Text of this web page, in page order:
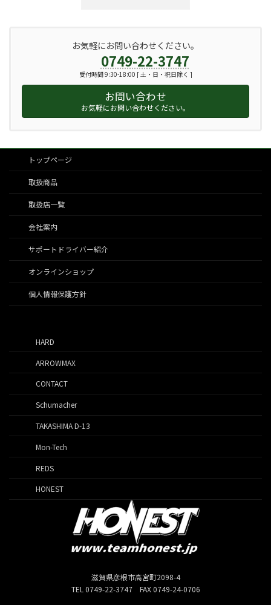
お気軽にお問い合わせください。
0749-22-3747
受付時間 9:30-18:00 [ 土・日・祝日除く ]
お問い合わせ
お気軽にお問い合わせください。
トップページ
取扱商品
取扱店一覧
会社案内
サポートドライバー紹介
オンラインショップ
個人情報保護方針
HARD
ARROWMAX
CONTACT
Schumacher
TAKASHIMA D-13
Mon-Tech
REDS
HONEST
滋賀県彦根市高宮町2098-4
TEL 0749-22-3747 FAX 0749-24-0706